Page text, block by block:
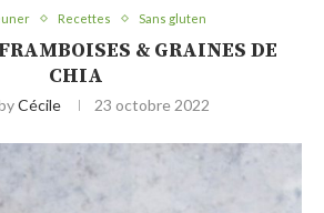
Recettes Sans gluten
& GRAINES DE
CHIA
Cécile 23 octobre 2022